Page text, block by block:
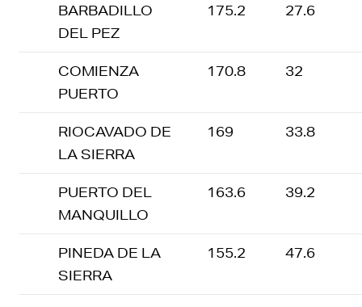
BARBADILLO
DEL PEZ
175.2 27.6
COMIENZA
PUERTO
170.8 32
RIOCAVADO DE
LA SIERRA
169 33.8
PUERTO DEL
MANQUILLO
163.6 39.2
PINEDA DE LA
SIERRA
155.2 47.6